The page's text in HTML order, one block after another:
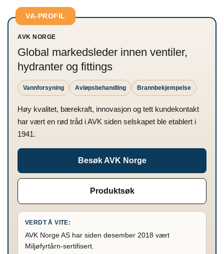
VA-PROFIL
AVK NORGE
Global markedsleder innen ventiler,
hydranter og fittings
Vannforsyning Avløpsbehandling Brannbekjempelse
Høy kvalitet, bærekraft, innovasjon og tett kundekontakt
har vært en rød tråd i AVK siden selskapet ble etablert i
1941.
Besøk AVK Norge
Produktsøk
VERDT Å VITE:
AVK Norge AS har siden desember 2018 vært
Miljøfyrtårn-sertifisert.